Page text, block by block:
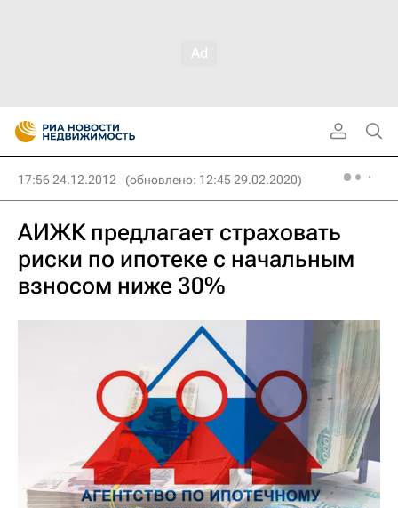
17:56 24.12.2012 (обновлено: 12:45 29.02.2020)
АИЖК предлагает страховать
риски по ипотеке с начальным
взносом ниже 30%